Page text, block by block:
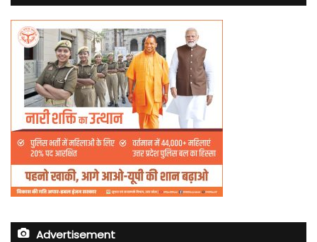
Advertisement